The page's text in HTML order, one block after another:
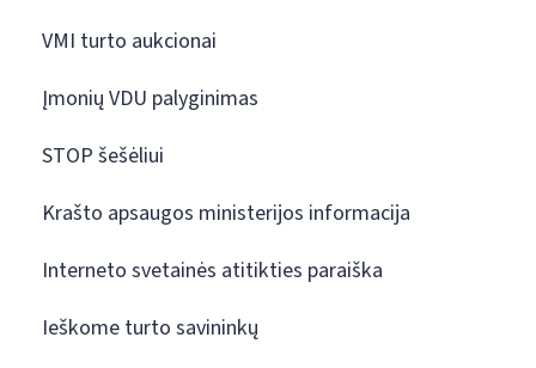
VMI turto aukcionai
Įmonių VDU palyginimas
STOP šešėliui
Krašto apsaugos ministerijos informacija
Interneto svetainės atitikties paraiška
Ieškome turto savininkų